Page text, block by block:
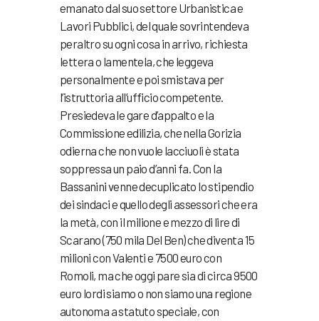
emanato dal suo settore Urbanistica e
Lavori Pubblici, del quale sovrintendeva
peraltro su ogni cosa in arrivo, richiesta
lettera o lamentela, che leggeva
personalmente e poi smistava per
l’istruttoria all’ufficio competente.
Presiedeva le gare d’appalto e la
Commissione edilizia, che nella Gorizia
odierna che non vuole lacciuoli è stata
soppressa un paio d’anni fa. Con la
Bassanini venne decuplicato lo stipendio
dei sindaci e quello degli assessori che era
la metà, con il milione e mezzo di lire di
Scarano (750 mila Del Ben) che diventa 15
milioni con Valenti e 7500 euro con
Romoli, ma che oggi pare sia di circa 9500
euro lordi siamo o non siamo una regione
autonoma a statuto speciale, con